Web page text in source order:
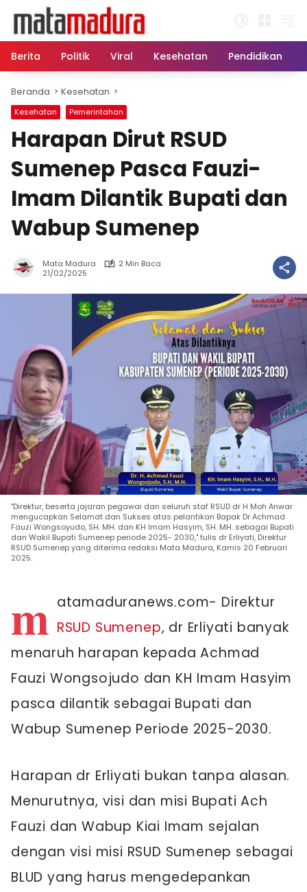
konten
Berita
Politik Viral Kesehatan Pendidikan
Beranda Kesehatan
Kesehatan Pemerintahan
Harapan Dirut RSUD
Sumenep Pasca Fauzi-
Imam Dilantik Bupati dan
Wabup Sumenep
Mata Madura
2 Min Baca
21/02/2025
"Direktur, beserta jajaran pegawai dan seluruh staf RSUD dr H Moh Anwar
mengucapkan Selamat dan Sukses atas pelantikan Bapak Dr Achmad
Fauzi Wongsoyudo, SH. MH. dan KH Imam Hasyim, SH. MH. sebagai Bupati
dan Wakil Bupati Sumenep periode 2025- 2030," tulis dr Erliyati, Direktur
RSUD Sumenep yang diterima redaksi Mata Madura, Kamis 20 Februari
2025.
m atamaduranews.com- Direktur
RSUD Sumenep, dr Erliyati banyak
menaruh harapan kepada Achmad
Fauzi Wongsojudo dan KH Imam Hasyim
pasca dilantik sebagai Bupati dan
Wabup Sumenep Periode 2025-2030.
Harapan dr Erliyati bukan tanpa alasan.
Menurutnya, visi dan misi Bupati Ach
Fauzi dan Wabup Kiai Imam sejalan
dengan visi misi RSUD Sumenep sebagai
BLUD yang harus mengedepankan